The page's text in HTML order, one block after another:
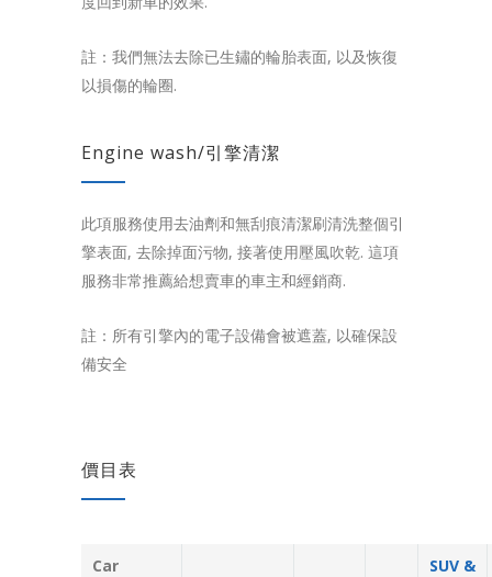
註：我們無法去除已生鏽的輪胎表面, 以及恢復
以損傷的輪圈.
Engine wash/引擎清潔
此項服務使用去油劑和無刮痕清潔刷清洗整個引
擎表面, 去除掉面污物, 接著使用壓風吹乾. 這項
服務非常推薦給想賣車的車主和經銷商.
註：所有引擎內的電子設備會被遮蓋, 以確保設
備安全
價目表
Car
SUV &